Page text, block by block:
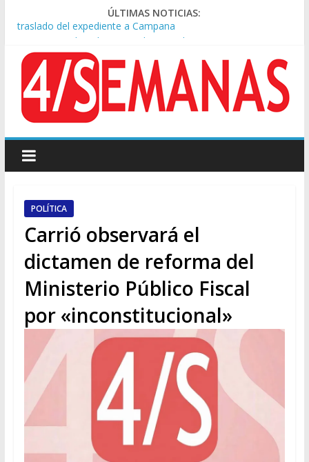
ÚLTIMAS NOTICIAS:
A pocas cuadras de La Bombonera chocaron un tren y un
Día de San Cayetano: masiva marcha a Plaza de Mayo de
sindicatos y organizaciones sociales
Pesar por la muerte de Leandro Rud, histórico representante
y conductor de TV
Tras la aprobación de la ley de propiedad privada, Bullrich
apuntó: “Vino un poco endiablada”
Causa AFA: el juez Amarante calificó de “ficción judicial” el
traslado del expediente a Campana
POLÍTICA
Carrió observará el
dictamen de reforma del
Ministerio Público Fiscal
por «inconstitucional»